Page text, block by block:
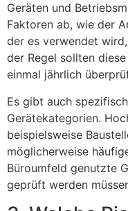
Geräten und
Faktoren ab, wie der
der es verwendet
der Regel sollten
einmal jährlich
Es gibt auch
Gerätekategorien.
beispielsweise
möglicherweise
Büroumfeld genutzte
geprüft werden